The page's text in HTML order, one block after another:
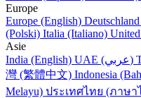
Europe
Europe (English)
(Polski) Italia (Italiano)
Asie
India (English)
UAE (عربي)
灣 (繁體中文) Indonesia
Melayu) ประเทศไทย (ภาษา